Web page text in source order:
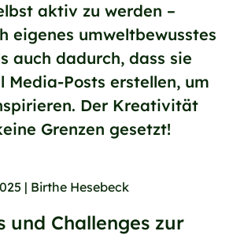
aktiv zu werden –
eigenes umweltbewusstes
auch dadurch, dass sie
Media-Posts erstellen, um
Der Kreativität
Grenzen gesetzt!
| Birthe Hesebeck
und Challenges zur